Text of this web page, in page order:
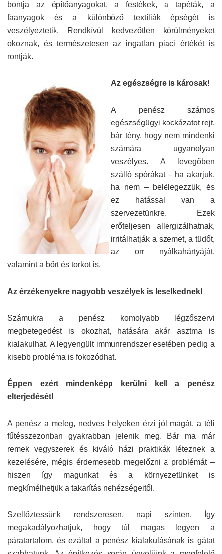
bontja az építőanyagokat, a festékek, a tapéták, a
faanyagok és a különböző textíliák épségét is
veszélyeztetik. Rendkívül kedvezőtlen körülményeket
okoznak, és természetesen az ingatlan piaci értékét is
rontják.
Az egészségre is károsak!
A penész számos
egészségügyi kockázatot rejt,
bár tény, hogy nem mindenki
számára ugyanolyan
veszélyes. A levegőben
szálló spórákat – ha akarjuk,
ha nem – belélegezzük, és
ez hatással van a
szervezetünkre. Ezek
erőteljesen allergizálhatnak,
irritálhatják a szemet, a tüdőt,
az orr nyálkahártyáját,
valamint a bőrt és torkot is.
Az érzékenyekre nagyobb veszélyek is leselkednek!
Számukra a penész komolyabb légzőszervi
megbetegedést is okozhat, hatására akár asztma is
kialakulhat. A legyengült immunrendszer esetében pedig a
kisebb probléma is fokozódhat.
Éppen ezért mindenképp kerülni kell a penész
elterjedését!
A penész a meleg, nedves helyeken érzi jól magát, a téli
fűtésszezonban gyakrabban jelenik meg. Bár ma már
remek vegyszerek és kiváló házi praktikák léteznek a
kezelésére, mégis érdemesebb megelőzni a problémát –
hiszen így magunkat és a környezetünket is
megkímélhetjük a takarítás nehézségeitől.
Szellőztessünk rendszeresen, napi szinten. Így
megakadályozhatjuk, hogy túl magas legyen a
páratartalom, és ezáltal a penész kialakulásának is gátat